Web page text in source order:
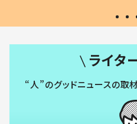
ライタ
“人”のグッドニュースの取